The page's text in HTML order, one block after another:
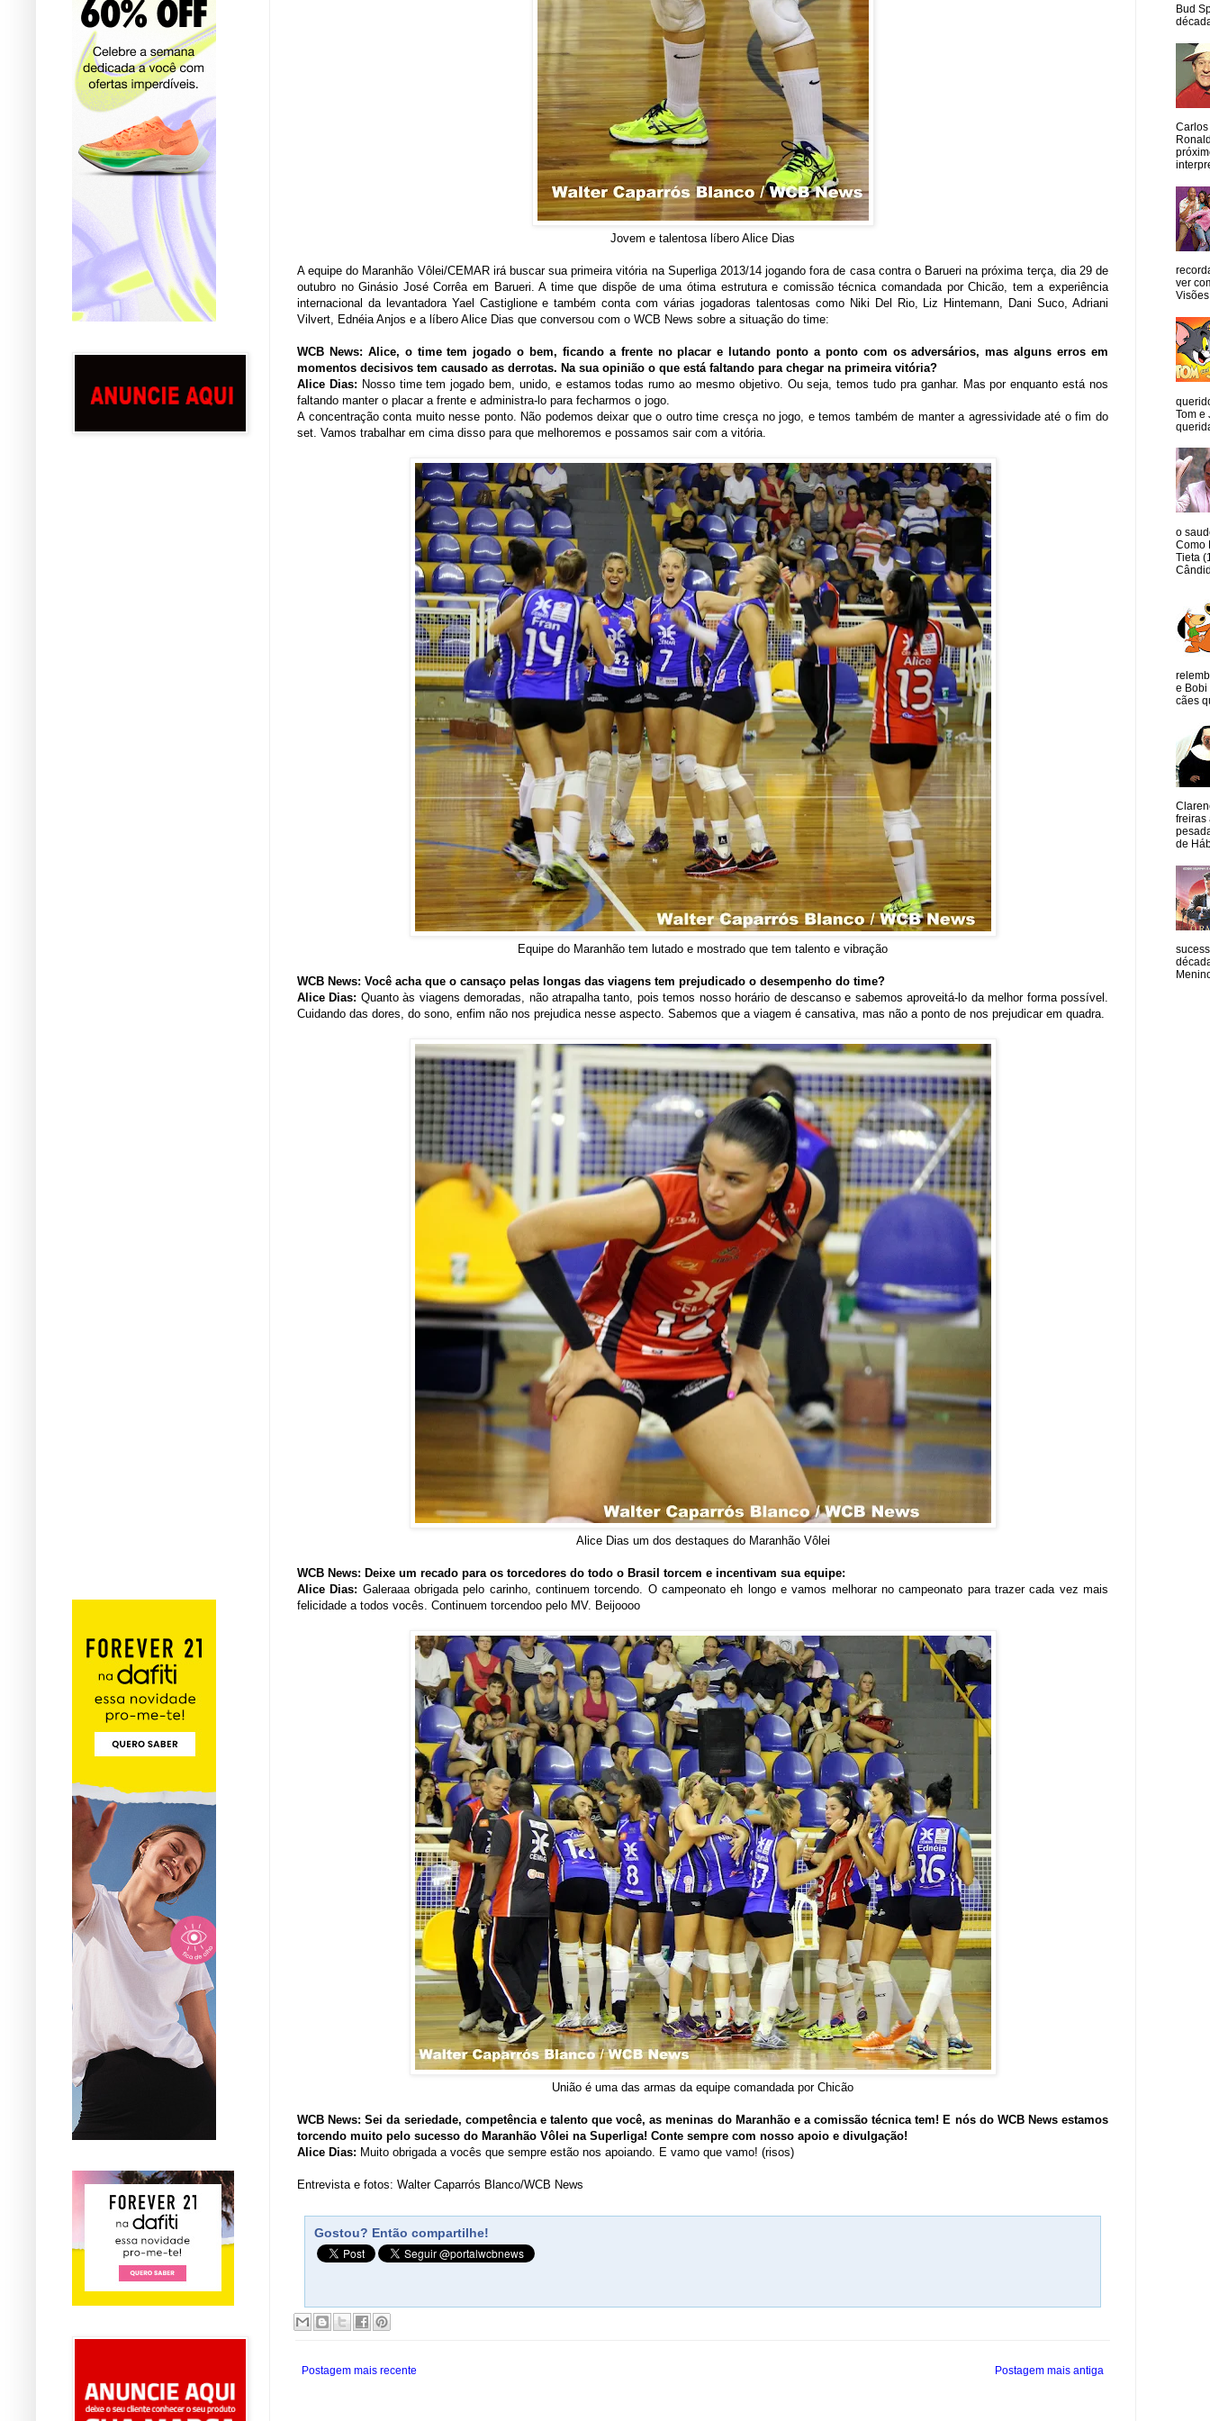
Jovem e talentosa líbero Alice Dias
A equipe do Maranhão Vôlei/CEMAR irá buscar sua primeira vitória na Superliga 2013/14 jogando fora de casa contra o Barueri na próxima terça, dia 29 de
outubro no Ginásio José Corrêa em Barueri. A time que dispõe de uma ótima estrutura e comissão técnica comandada por Chicão, tem a experiência
internacional da levantadora Yael Castiglione e também conta com várias jogadoras talentosas como Niki Del Rio, Liz Hintemann, Dani Suco, Adriani
Vilvert, Ednéia Anjos e a líbero Alice Dias que conversou com o WCB News sobre a situação do time:
WCB News: Alice, o time tem jogado o bem, ficando a frente no placar e lutando ponto a ponto com os adversários, mas alguns erros em
momentos decisivos tem causado as derrotas. Na sua opinião o que está faltando para chegar na primeira vitória?
Alice Dias: Nosso time tem jogado bem, unido, e estamos todas rumo ao mesmo objetivo. Ou seja, temos tudo pra ganhar. Mas por enquanto está nos
faltando manter o placar a frente e administra-lo para fecharmos o jogo.
A concentração conta muito nesse ponto. Não podemos deixar que o outro time cresça no jogo, e temos também de manter a agressividade até o fim do
set. Vamos trabalhar em cima disso para que melhoremos e possamos sair com a vitória.
Equipe do Maranhão tem lutado e mostrado que tem talento e vibração
WCB News: Você acha que o cansaço pelas longas das viagens tem prejudicado o desempenho do time?
Alice Dias: Quanto às viagens demoradas, não atrapalha tanto, pois temos nosso horário de descanso e sabemos aproveitá-lo da melhor forma possível.
Cuidando das dores, do sono, enfim não nos prejudica nesse aspecto. Sabemos que a viagem é cansativa, mas não a ponto de nos prejudicar em quadra.
Alice Dias um dos destaques do Maranhão Vôlei
WCB News: Deixe um recado para os torcedores do todo o Brasil torcem e incentivam sua equipe:
Alice Dias: Galeraaa obrigada pelo carinho, continuem torcendo. O campeonato eh longo e vamos melhorar no campeonato para trazer cada vez mais
felicidade a todos vocês. Continuem torcendoo pelo MV. Beijoooo
União é uma das armas da equipe comandada por Chicão
WCB News: Sei da seriedade, competência e talento que você, as meninas do Maranhão e a comissão técnica tem! E nós do WCB News estamos
torcendo muito pelo sucesso do Maranhão Vôlei na Superliga! Conte sempre com nosso apoio e divulgação!
Alice Dias: Muito obrigada a vocês que sempre estão nos apoiando. E vamo que vamo! (risos)
Entrevista e fotos: Walter Caparrós Blanco/WCB News
Gostou? Então compartilhe!
Postagem mais recente Postagem mais antiga
Bud
Carlos
ver
Tom e
o
Como
Tieta
e Bobi
cães
freiras
de